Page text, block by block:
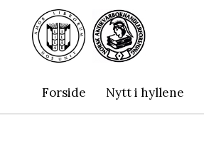
Forside Nytt i hyllene